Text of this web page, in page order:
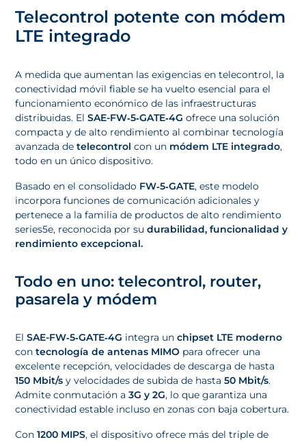
Telecontrol potente con módem
LTE integrado
A medida que aumentan las exigencias en telecontrol, la
conectividad móvil fiable se ha vuelto esencial para el
funcionamiento económico de las infraestructuras
distribuidas. ElSAE-FW‑5‑GATE‑4Gofrece una solución
compacta y de alto rendimiento al combinar tecnología
avanzada detelecontrol con un módem LTE integrado,
todo en un único dispositivo.
Basado en el consolidado FW‑5‑GATE, este modelo
incorpora funciones de comunicación adicionales y
pertenece a la familia de productos de alto rendimiento
series5e, reconocida por sudurabilidad, funcionalidad y
rendimiento excepcional.
Todo en uno: telecontrol, router,
pasarela y módem
ElSAE-FW‑5‑GATE‑4G integra unchipset LTE moderno
contecnología de antenas MIMO para ofrecer una
excelente recepción, velocidades de descarga de hasta
150 Mbit/s y velocidades de subida de hasta50 Mbit/s.
Admite conmutación a3G y 2G, lo que garantiza una
conectividad estable incluso en zonas con baja cobertura.
Con1200 MIPS, el dispositivo ofrece más del triple de